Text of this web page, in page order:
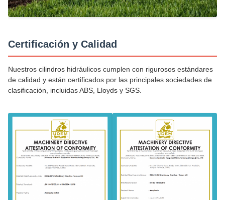
Certificación y Calidad
Nuestros cilindros hidráulicos cumplen con rigurosos estándares
de calidad y están certificados por las principales sociedades de
clasificación, incluidas ABS, Lloyds y SGS.